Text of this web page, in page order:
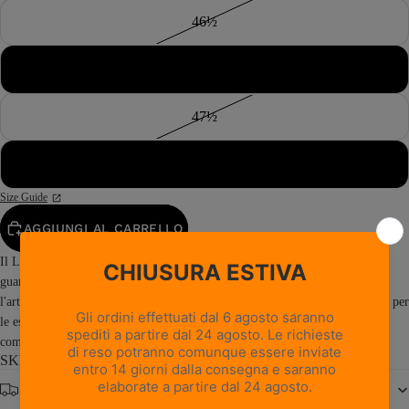
46½
47½
Size Guide
AGGIUNGI AL CARRELLO
Il Latemar NW è il nostro scarpone con fodera in pelle e lavorazione a
guardolo più venduto. Un classico moderno che fonde perfettamente
l'artigianalità della vecchia scuola con materiali di ultima generazione, nato per
le escursioni più selvagge dove sono richieste robustezza, affidabilità e
comfort...
Read more
SKU: 1023PM1P-0B
Spedizione gratuita da € 150